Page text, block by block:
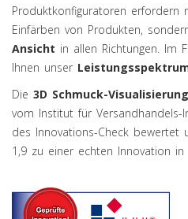
Produktkonfiguratoren erfordern
Einfärben von Produkten,
Ansicht in allen Richtungen. Im
Ihnen unser
Die 3D Schmuck-Visualisierung
vom Institut für Versandhandels-
des Innovations-Check
1,9 zu einer echten Innovation